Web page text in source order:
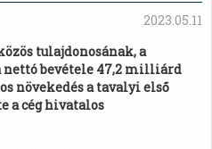
2023.05.11
tulajdonosának, a
bevétele 47,2 milliárd
növekedés a tavalyi első
a cég hivatalos